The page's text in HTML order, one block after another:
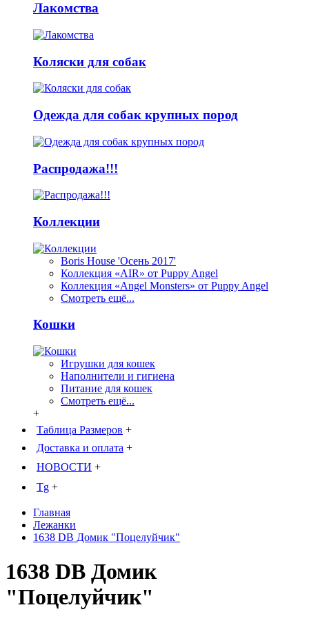
Лакомства
Коляски для собак
Одежда для собак крупных пород
Распродажа!!!
Коллекции
Boris House 'Осень 2017'
Коллекция «AIR» от Puppy Angel
Коллекция «Angel Monsters» от Puppy Angel
Смотреть ещё...
Кошки
Игрушки для кошек
Наполнители и гигиена
Питание для кошек
Смотреть ещё...
+
Таблица Размеров +
Доставка и оплата +
НОВОСТИ +
Tg +
Главная
Лежанки
1638 DB Домик "Поцелуйчик"
1638 DB Домик
"Поцелуйчик"